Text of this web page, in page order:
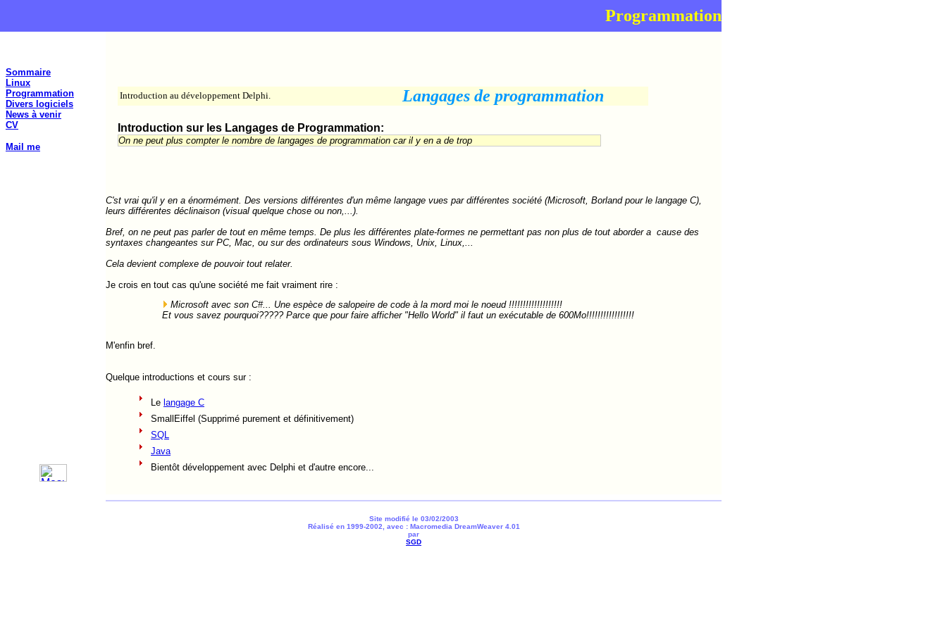
Programmation
Sommaire
Linux
Programmation
Divers logiciels
News à venir
CV
Mail me
Introduction au développement Delphi. Langages de programmation
Introduction sur les Langages de Programmation:
On ne peut plus compter le nombre de langages de programmation car il y en a de trop
C'st vrai qu'il y en a énormément. Des versions différentes d'un même langage vues par différentes société (Microsoft, Borland pour le langage C),
leurs différentes déclinaison (visual quelque chose ou non,...).
Bref, on ne peut pas parler de tout en même temps. De plus les différentes plate-formes ne permettant pas non plus de tout aborder a cause des
syntaxes changeantes sur PC, Mac, ou sur des ordinateurs sous Windows, Unix, Linux,...
Cela devient complexe de pouvoir tout relater.
Je crois en tout cas qu'une société me fait vraiment rire :
Microsoft avec son C#... Une espèce de salopeire de code à la mord moi le noeud !!!!!!!!!!!!!!!!!!!
Et vous savez pourquoi????? Parce que pour faire afficher "Hello World" il faut un exécutable de 600Mo!!!!!!!!!!!!!!!!!
M'enfin bref.
Quelque introductions et cours sur :
Le langage C
SmallEiffel (Supprimé purement et définitivement)
SQL
Java
Bientôt développement avec Delphi et d'autre encore...
Site modifié le 03/02/2003
Réalisé en 1999-2002, avec : Macromedia DreamWeaver 4.01
par
SGD